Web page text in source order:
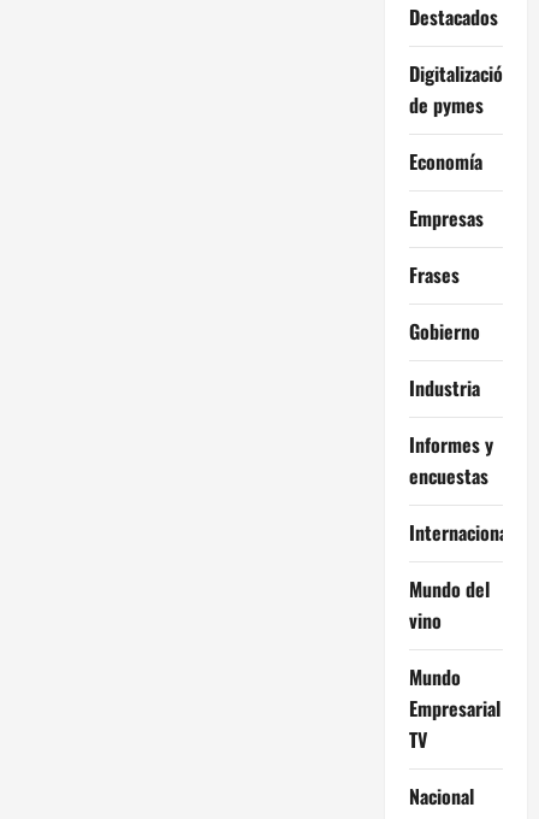
Destacados
Digitalización
de pymes
Economía
Empresas
Frases
Gobierno
Industria
Informes y
encuestas
Internacional
Mundo del
vino
Mundo
Empresarial
TV
Nacional